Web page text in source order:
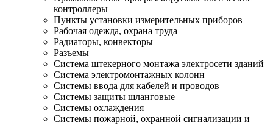
контроллеры
Пункты установки измерительных приборов
Рабочая одежда, охрана труда
Радиаторы, конвекторы
Разъемы
Система штекерного монтажа электросети зданий
Система электромонтажных колонн
Системы ввода для кабелей и проводов
Системы защиты шланговые
Системы охлаждения
Системы пожарной, охранной сигнализации и